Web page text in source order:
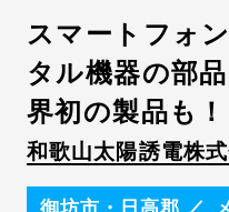
スマートフォ
タル機器の部
界初の製品も！
和歌山太陽誘電株
御坊市・日高郡